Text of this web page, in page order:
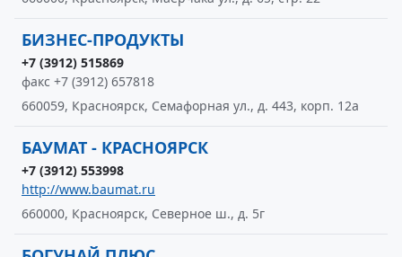
БИЗНЕС-ПРОДУКТЫ
+7 (3912) 515869
факс +7 (3912) 657818
660059, Красноярск, Семафорная ул., д. 443, корп. 12а
БАУМАТ - КРАСНОЯРСК
+7 (3912) 553998
http://www.baumat.ru
660000, Красноярск, Северное ш., д. 5г